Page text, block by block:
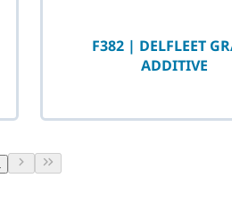
F382 | DELFLEET
ADDITIVE